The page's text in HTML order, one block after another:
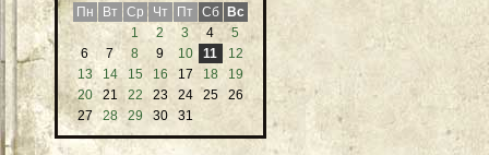
Пн
Вт Ср Чт Пт Сб Вс
1
2 3 4
5
6
7 8 9 10 11
12
13
14 15 16 17 18
19
20
21 22 23 24 25
26
27
28 29 30 31